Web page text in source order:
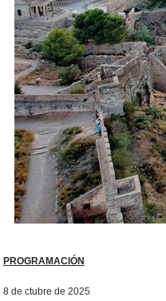
PROGRAMACIÓN
8 de ctubre de 2025